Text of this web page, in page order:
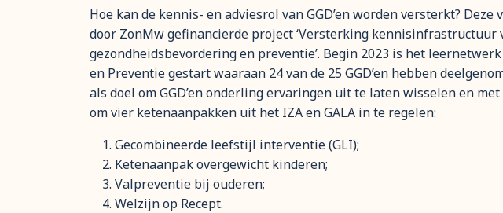
Hoe kan de kennis- en adviesrol van GGD’en worden versterkt?
door ZonMw gefinancierde project ‘Versterking kennisinfrastructuur
gezondheidsbevordering en preventie’. Begin 2023 is het
en Preventie gestart waaraan 24 van de 25 GGD’en hebben
als doel om GGD’en onderling ervaringen uit te laten wisselen en
om vier ketenaanpakken uit het IZA en GALA in te regelen:
Gecombineerde leefstijl interventie (GLI);
Ketenaanpak overgewicht kinderen;
Valpreventie bij ouderen;
Welzijn op Recept.